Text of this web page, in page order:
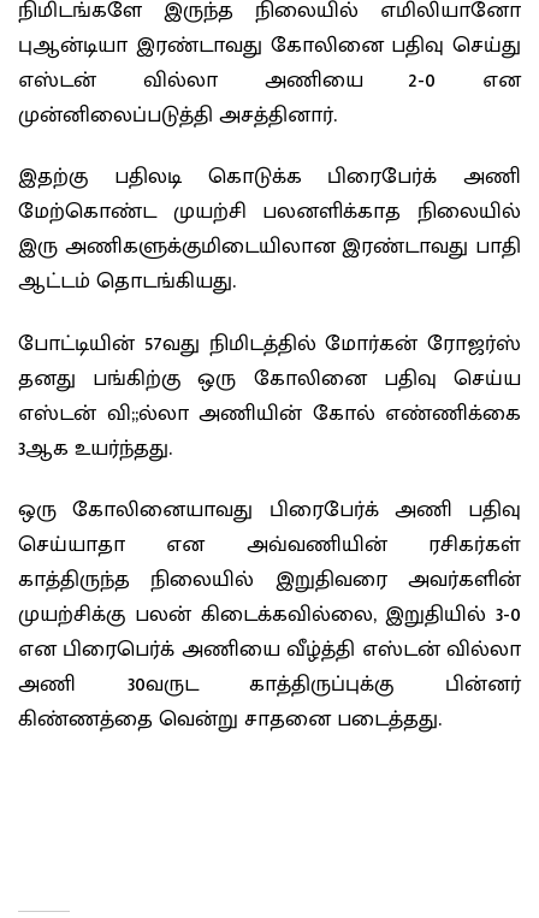
நிமிடங்களே இருந்த நிலையில் எமிலியானோ
புஆன்டியா இரண்டாவது கோலினை பதிவு செய்து
எஸ்டன் வில்லா அணியை 2-0 என
முன்னிலைப்படுத்தி அசத்தினார்.
இதற்கு பதிலடி கொடுக்க பிரைபேர்க் அணி
மேற்கொண்ட முயற்சி பலனளிக்காத நிலையில்
இரு அணிகளுக்குமிடையிலான இரண்டாவது பாதி
ஆட்டம் தொடங்கியது.
போட்டியின் 57வது நிமிடத்தில் மோர்கன் ரோஜர்ஸ்
தனது பங்கிற்கு ஒரு கோலினை பதிவு செய்ய
எஸ்டன் வி;;ல்லா அணியின் கோல் எண்ணிக்கை
3ஆக உயர்ந்தது.
ஒரு கோலினையாவது பிரைபேர்க் அணி பதிவு
செய்யாதா என அவ்வணியின் ரசிகர்கள்
காத்திருந்த நிலையில் இறுதிவரை அவர்களின்
முயற்சிக்கு பலன் கிடைக்கவில்லை, இறுதியில் 3-0
என பிரைபெர்க் அணியை வீழ்த்தி எஸ்டன் வில்லா
அணி 30வருட காத்திருப்புக்கு பின்னர்
கிண்ணத்தை வென்று சாதனை படைத்தது.